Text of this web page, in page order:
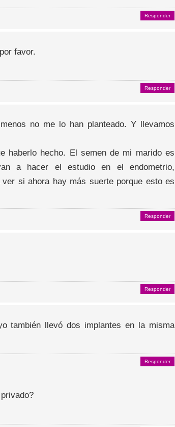
Responder
favor.
Responder
no me lo han planteado. Y llevamos
haberlo hecho. El semen de mi marido es
a hacer el estudio en el endometrio,
si ahora hay más suerte porque esto es
Responder
Responder
también llevó dos implantes en la misma
Responder